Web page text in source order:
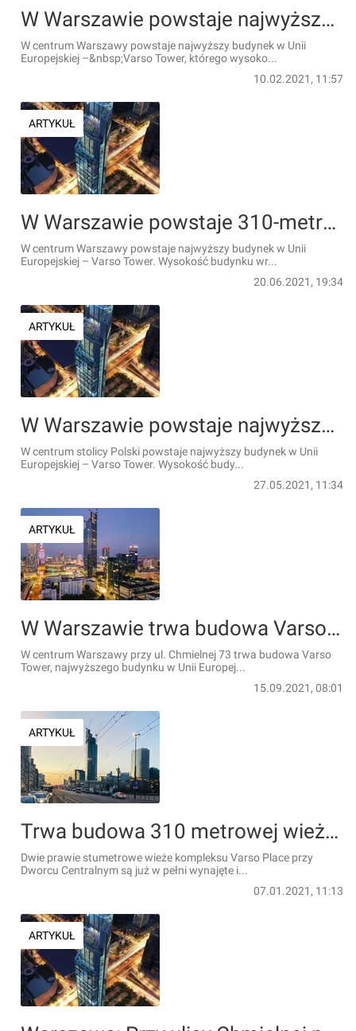
W Warszawie powstaje najwyższy budynek w UE – Varso Tower [FILM]
W centrum Warszawy powstaje najwyższy budynek w Unii
Europejskiej –&nbsp;Varso Tower, którego wysoko...
10.02.2021, 11:57
ARTYKUŁ
W Warszawie powstaje 310-metrowy wieżowiec Varso Tower [FILM]
W centrum Warszawy powstaje najwyższy budynek w Unii
Europejskiej – Varso Tower. Wysokość budynku wr...
20.06.2021, 19:34
ARTYKUŁ
W Warszawie powstaje najwyższy budynek w Unii Europejskiej [FILM]
W centrum stolicy Polski powstaje najwyższy budynek w Unii
Europejskiej – Varso Tower. Wysokość budy...
27.05.2021, 11:34
ARTYKUŁ
W Warszawie trwa budowa Varso Tower, najwyższego budynku w UE [FILM + ZDJĘCIA]
W centrum Warszawy przy ul. Chmielnej 73 trwa budowa Varso
Tower, najwyższego budynku w Unii Europej...
15.09.2021, 08:01
ARTYKUŁ
Trwa budowa 310 metrowej wieży Varso Tower [FILM]
Dwie prawie stumetrowe wieże kompleksu Varso Place przy
Dworcu Centralnym są już w pełni wynajęte i...
07.01.2021, 11:13
ARTYKUŁ